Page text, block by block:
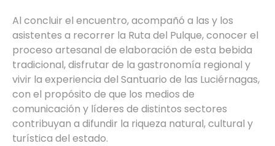
Al concluir el encuentro, acompañó a las y los
asistentes a recorrer la Ruta del Pulque, conocer el
proceso artesanal de elaboración de esta bebida
tradicional, disfrutar de la gastronomía regional y
vivir la experiencia del Santuario de las Luciérnagas,
con el propósito de que los medios de
comunicación y líderes de distintos sectores
contribuyan a difundir la riqueza natural, cultural y
turística del estado.